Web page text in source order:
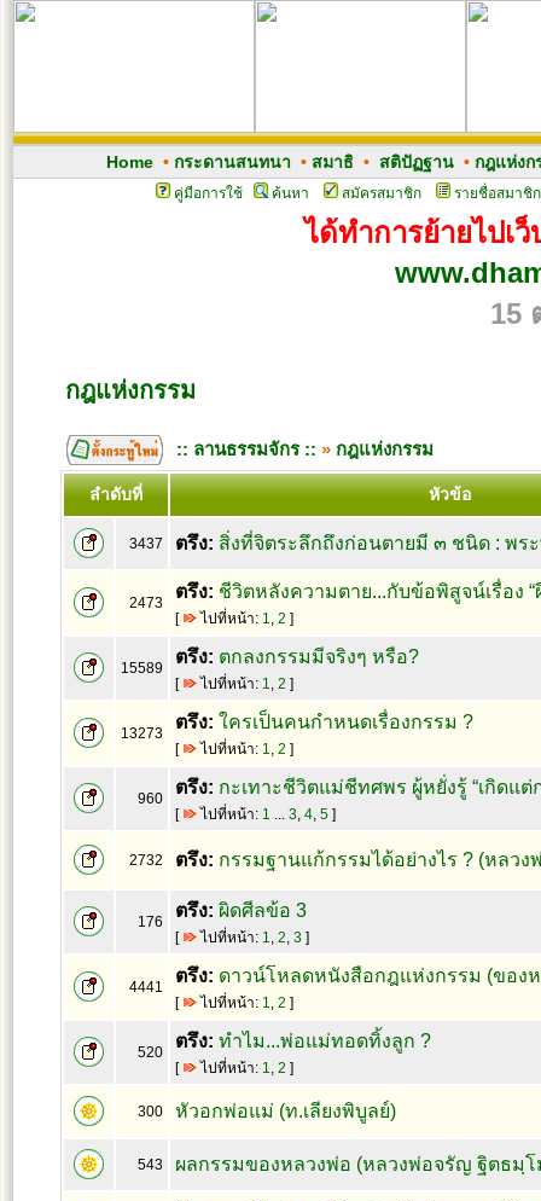
Home• กระดานสนทนา • สมาธิ• สติปัฏฐาน• กฎแห่งก
คู่มือการใช้ ค้นหา สมัครสมาชิก รายชื่อสมาชิก
ได้ทำการย้ายไปเ
15
กฎแห่งกรรม
:: ลานธรรมจักร :: » กฎแห่งกรรม
ลำดับที่ หัวข้อ
3437 ตรึง: สิ่งที่จิตระลึกถึงก่อนตายมี ๓ ชนิด : พ
2473
ตรึง: ชีวิตหลังความตาย...กับข้อพิสูจน์เรื่อง “ผี
[ ไปที่หน้า: 1, 2 ]
15589
ตรึง: ตกลงกรรมมีจริงๆ หรือ?
[ ไปที่หน้า: 1, 2 ]
13273
ตรึง: ใครเป็นคนกำหนดเรื่องกรรม ?
[ ไปที่หน้า: 1, 2 ]
960
ตรึง: กะเทาะชีวิตแม่ชีทศพร ผู้หยั่งรู้ “เกิดแต่
[ ไปที่หน้า: 1 ... 3, 4, 5]
2732 ตรึง: กรรมฐานแก้กรรมได้อย่างไร ? (หลวง
176
ตรึง: ผิดศีลข้อ 3
[ ไปที่หน้า: 1, 2, 3 ]
4441
ตรึง: ดาวน์โหลดหนังสือกฎแห่งกรรม (ของ
[ ไปที่หน้า: 1, 2 ]
520
ตรึง: ทำไม...พ่อแม่ทอดทิ้งลูก ?
[ ไปที่หน้า: 1, 2 ]
300 หัวอกพ่อแม่ (ท.เลียงพิบูลย์)
543 ผลกรรมของหลวงพ่อ (หลวงพ่อจรัญ ฐิตธมฺโ